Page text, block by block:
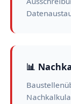
📊